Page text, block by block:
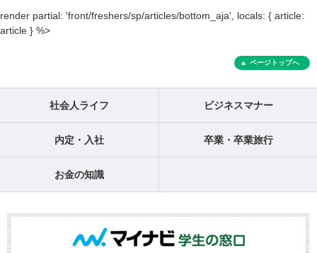
render partial: 'front/freshers/sp/articles/bottom_aja', locals: { article:
article } %>
ページトップへ
社会人ライフ ビジネスマナー
内定・入社 卒業・卒業旅行
お金の知識